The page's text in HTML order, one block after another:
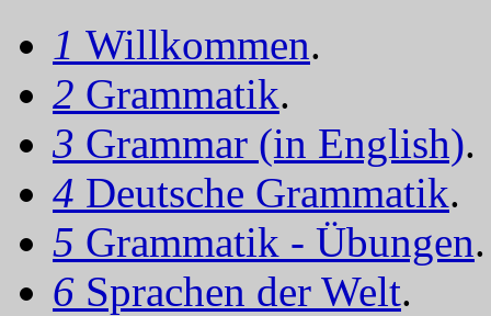
1 Willkommen.
2 Grammatik.
3 Grammar (in English).
4 Deutsche Grammatik.
5 Grammatik - Übungen.
6 Sprachen der Welt.